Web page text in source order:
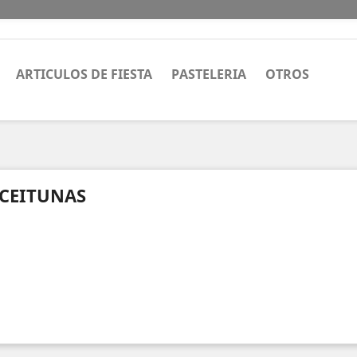
ARTICULOS DE FIESTA PASTELERIA OTROS